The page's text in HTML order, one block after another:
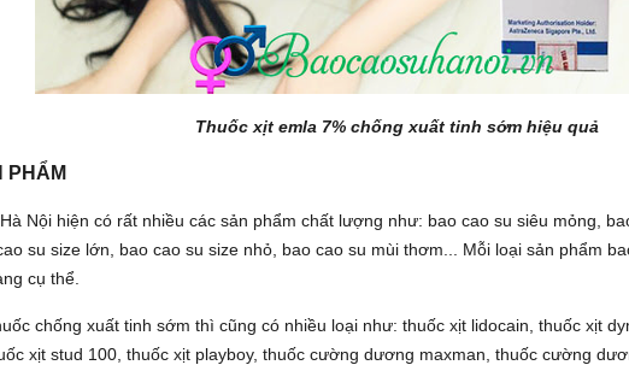
Thuốc xịt emla 7% chống xuất tinh sớm hiệu quả
PHẨM
Nội hiện có rất nhiều các sản phẩm chất lượng như: bao cao su siêu mỏng,
su size lớn, bao cao su size nhỏ, bao cao su mùi thơm... Mỗi loại sản phẩm
cụ thể.
chống xuất tinh sớm thì cũng có nhiều loại như: thuốc xịt lidocain, thuốc xịt
xịt stud 100, thuốc xịt playboy, thuốc cường dương maxman, thuốc cường